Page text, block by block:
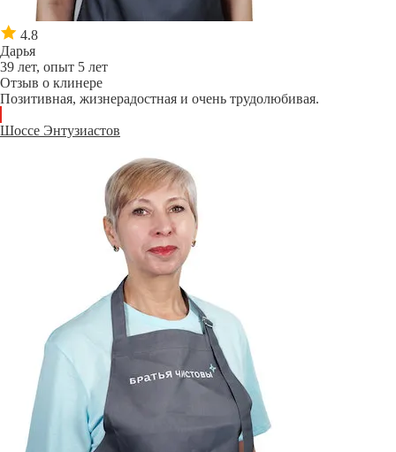
4.8
Дарья
39 лет, опыт 5 лет
Отзыв о клинере
Позитивная, жизнерадостная и очень трудолюбивая.
Шоссе Энтузиастов